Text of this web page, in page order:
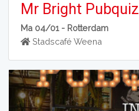
Mr Bright Pubquiz
Ma 04/01 - Rotterdam
Stadscafé Weena